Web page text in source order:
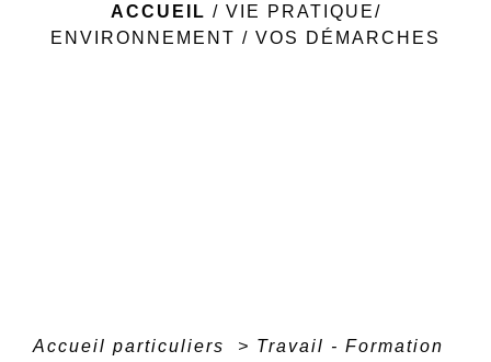
ACCUEIL / VIE PRATIQUE/
ENVIRONNEMENT / VOS DÉMARCHES
Accueil particuliers > Travail - Formation